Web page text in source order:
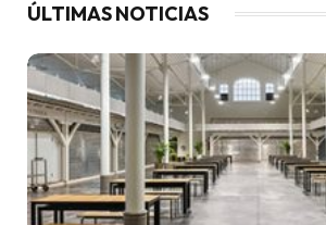
ÚLTIMAS NOTICIAS